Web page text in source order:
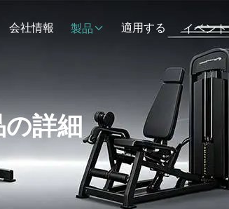
会社情報 製品 適用する イベント
の詳細